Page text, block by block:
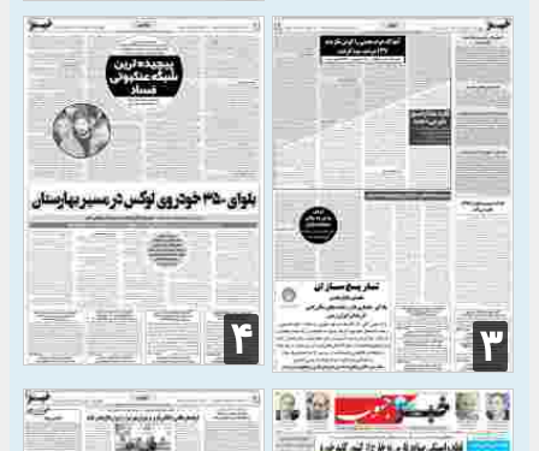
۳ ۴